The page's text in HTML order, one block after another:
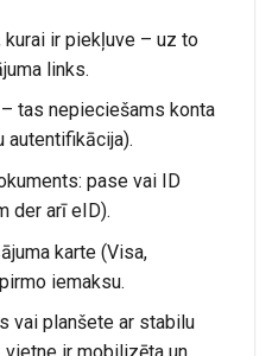
ir piekļuve – uz to
links.
tas nepieciešams konta
autentifikācija).
pase vai ID
der arī eID).
karte (Visa,
iemaksu.
vai planšete ar stabilu